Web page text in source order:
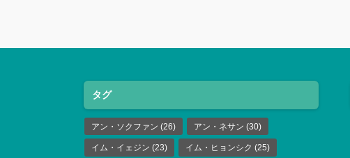
タグ
アン・ソクファン (26) アン・ネサン (30)
イム・イェジン (23) イム・ヒョンシク (25)